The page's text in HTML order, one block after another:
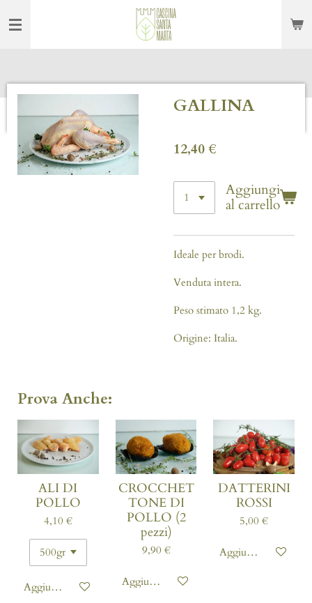
al
contenuto
GALLINA
12,40 €
Aggiungi
al carrello
Ideale per brodi.
Venduta intera.
Peso stimato 1,2 kg.
Origine: Italia.
Prova Anche:
ALI DI
POLLO
4,10 €
Aggiungi al carrello
CROCCHET
TONE DI
POLLO (2
pezzi)
9,90 €
Aggiungi al carrello
DATTERINI
ROSSI
5,00 €
Aggiungi al carrello